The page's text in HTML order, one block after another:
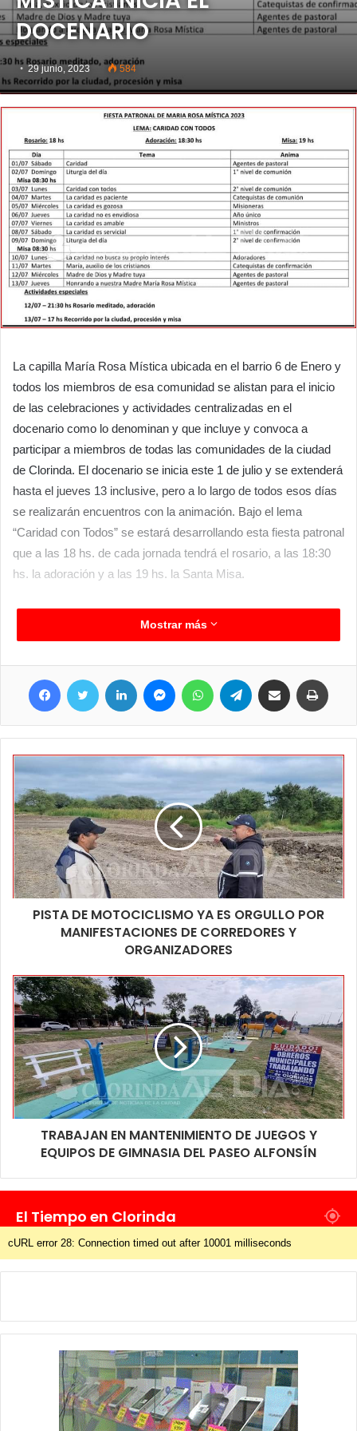
DOCENARIO
29 junio, 2023 584
La capilla María Rosa Mística ubicada en el barrio 6 de Enero y
todos los miembros de esa comunidad se alistan para el inicio
de las celebraciones y actividades centralizadas en el
docenario como lo denominan y que incluye y convoca a
participar a miembros de todas las comunidades de la ciudad
de Clorinda. El docenario se inicia este 1 de julio y se extenderá
hasta el jueves 13 inclusive, pero a lo largo de todos esos días
se realizarán encuentros con la animación. Bajo el lema
“Caridad con Todos” se estará desarrollando esta fiesta patronal
que a las 18 hs. de cada jornada tendrá el rosario, a las 18:30
hs. la adoración y a las 19 hs. la Santa Misa.
Mostrar más
Facebook Twitter LinkedIn MessengerWhatsApp Telegram Compartir por correo electrónico
PISTA DE MOTOCICLISMO YA ES ORGULLO POR
MANIFESTACIONES DE CORREDORES Y
ORGANIZADORES
TRABAJAN EN MANTENIMIENTO DE JUEGOS Y
EQUIPOS DE GIMNASIA DEL PASEO ALFONSÍN
El Tiempo en Clorinda
cURL error 28: Connection timed out after 10001 milliseconds